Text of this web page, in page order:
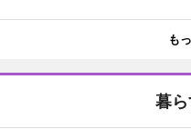
も
暮ら